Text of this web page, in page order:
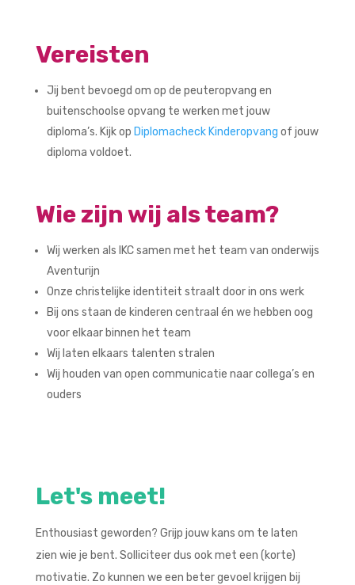
Vereisten
Jij bent bevoegd om op de peuteropvang en
buitenschoolse opvang te werken met jouw
diploma’s. Kijk op Diplomacheck Kinderopvang of jouw
diploma voldoet.
Wie zijn wij als team?
Wij werken als IKC samen met het team van onderwijs
Aventurijn
Onze christelijke identiteit straalt door in ons werk
Bij ons staan de kinderen centraal én we hebben oog
voor elkaar binnen het team
Wij laten elkaars talenten stralen
Wij houden van open communicatie naar collega’s en
ouders
Let's meet!
Enthousiast geworden? Grijp jouw kans om te laten
zien wie je bent. Solliciteer dus ook met een (korte)
motivatie. Zo kunnen we een beter gevoel krijgen bij